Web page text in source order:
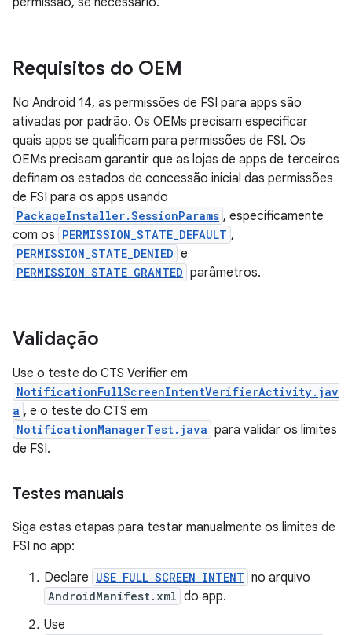
Requisitos do OEM
No Android 14, as permissões de FSI para apps são
ativadas por padrão. Os OEMs precisam especificar
quais apps se qualificam para permissões de FSI. Os
OEMs precisam garantir que as lojas de apps de terceiros
definam os estados de concessão inicial das permissões
de FSI para os apps usando
PackageInstaller.SessionParams , especificamente
com os PERMISSION_STATE_DEFAULT ,
PERMISSION_STATE_DENIED e
PERMISSION_STATE_GRANTED parâmetros.
Validação
Use o teste do CTS Verifier em
NotificationFullScreenIntentVerifierActivity.jav
a , e o teste do CTS em
NotificationManagerTest.java para validar os limites
de FSI.
Testes manuais
Siga estas etapas para testar manualmente os limites de
FSI no app:
Declare USE_FULL_SCREEN_INTENT no arquivo
AndroidManifest.xml do app.
Use